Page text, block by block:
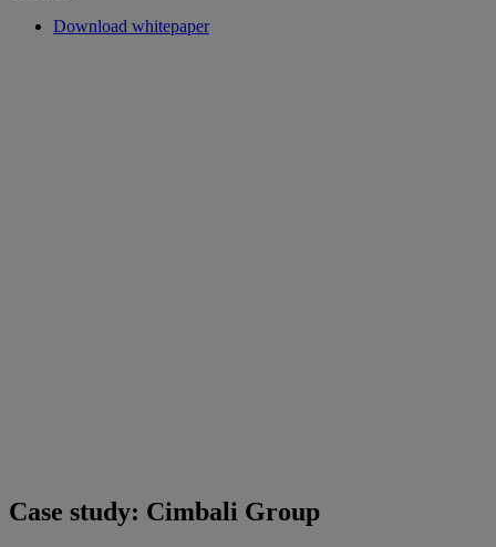
Download whitepaper
Case study: Cimbali Group